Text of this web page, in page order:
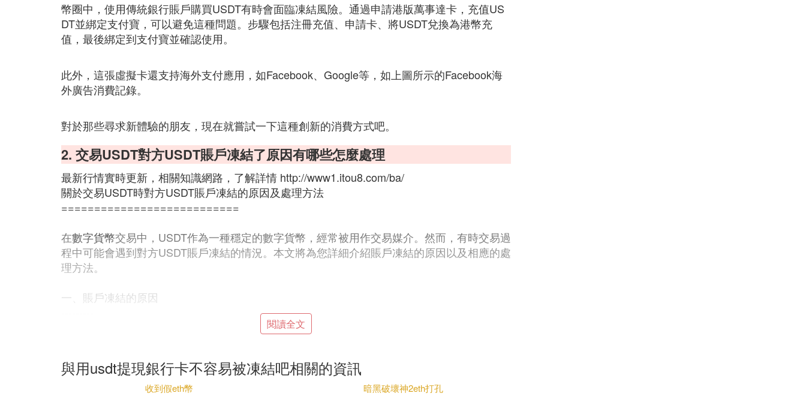
幣圈中，使用傳統銀行賬戶購買USDT有時會面臨凍結風險。通過申請港版萬事達卡，充值US
DT並綁定支付寶，可以避免這種問題。步驟包括注冊充值、申請卡、將USDT兌換為港幣充
值，最後綁定到支付寶並確認使用。
此外，這張虛擬卡還支持海外支付應用，如Facebook、Google等，如上圖所示的Facebook海
外廣告消費記錄。
對於那些尋求新體驗的朋友，現在就嘗試一下這種創新的消費方式吧。
2. 交易USDT對方USDT賬戶凍結了原因有哪些怎麼處理
最新行情實時更新，相關知識網路，了解詳情 http://www1.itou8.com/ba/
關於交易USDT時對方USDT賬戶凍結的原因及處理方法
===========================
在數字貨幣交易中，USDT作為一種穩定的數字貨幣，經常被用作交易媒介。然而，有時交易過
程中可能會遇到對方USDT賬戶凍結的情況。本文將為您詳細介紹賬戶凍結的原因以及相應的處
理方法。
一、賬戶凍結的原因
當系統檢測到賬戶存在安全風險時，可能會暫時凍結賬戶。這可能是由於賬戶異常登錄、頻繁
更換綁定信息等行為引起的。
閱讀全文
與用usdt提現銀行卡不容易被凍結吧相關的資訊
收到假eth幣
暗黑破壞神2eth打孔